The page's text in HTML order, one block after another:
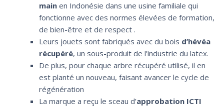
mainen Indonésie dans une usine familiale qui
fonctionne avec des normes élevées de formation,
de bien-être et de respect .
Leurs jouets sont fabriqués avec du bois d’hévéa
récupéré, un sous-produit de l’industrie du latex.
De plus, pour chaque arbre récupéré utilisé, il en
est planté un nouveau, faisant avancer le cycle de
régénération
La marque a reçu le sceau d’approbation ICTI